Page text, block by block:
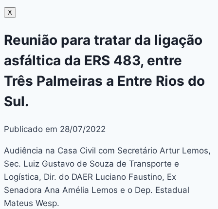
X
Reunião para tratar da ligação
asfáltica da ERS 483, entre
Três Palmeiras a Entre Rios do
Sul.
Publicado em 28/07/2022
Audiência na Casa Civil com Secretário Artur Lemos,
Sec. Luiz Gustavo de Souza de Transporte e
Logística, Dir. do DAER Luciano Faustino, Ex
Senadora Ana Amélia Lemos e o Dep. Estadual
Mateus Wesp.